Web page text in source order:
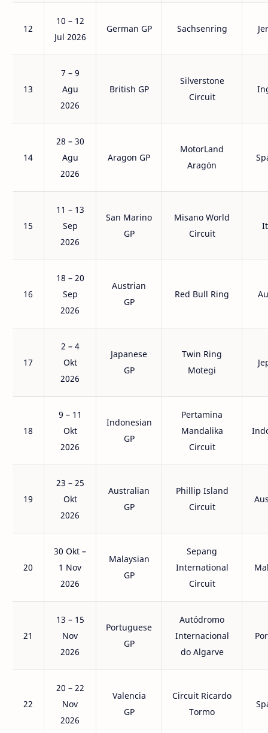
12
10 – 12
Jul 2026
German GP Sachsenring
13
7 – 9
Agu
2026
British GP
Silverstone
Circuit
14
28 – 30
Agu
2026
Aragon GP
MotorLand
Aragón
15
11 – 13
Sep
2026
San Marino
GP
Misano World
Circuit
16
18 – 20
Sep
2026
Austrian
GP
Red Bull Ring
17
2 – 4
Okt
2026
Japanese
GP
Twin Ring
Motegi
18
9 – 11
Okt
2026
Indonesian
GP
Pertamina
Mandalika
Circuit
19
23 – 25
Okt
2026
Australian
GP
Phillip Island
Circuit
20
30 Okt –
1 Nov
2026
Malaysian
GP
Sepang
International
Circuit
21
13 – 15
Nov
2026
Portuguese
GP
Autódromo
Internacional
do Algarve
22
20 – 22
Nov
2026
Valencia
GP
Circuit Ricardo
Tormo